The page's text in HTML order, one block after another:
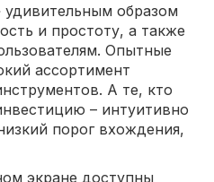
образом
и простоту, а также
Опытные
ассортимент
А те, кто
– интуитивно
порог вхождения,
экране доступны